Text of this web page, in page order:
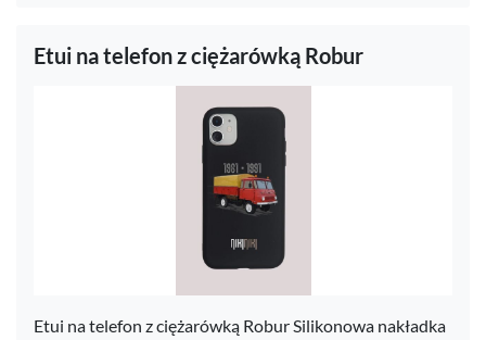
Etui na telefon z ciężarówką Robur
Etui na telefon z ciężarówką Robur Silikonowa nakładka